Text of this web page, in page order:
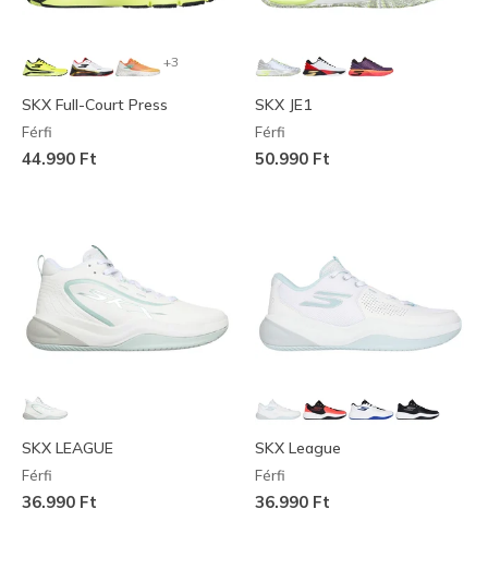
+3
SKX Full-Court Press
Férfi
44.990 Ft
SKX JE1
Férfi
50.990 Ft
SKX LEAGUE
Férfi
36.990 Ft
SKX League
Férfi
36.990 Ft